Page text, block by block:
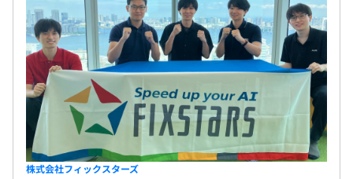
株式会社フィックスターズ